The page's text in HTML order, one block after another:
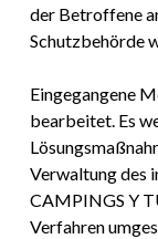
der Betroffene
Schutzbehörde
Eingegangene
bearbeitet. Es
Verwaltung des
CAMPINGS Y
Verfahren